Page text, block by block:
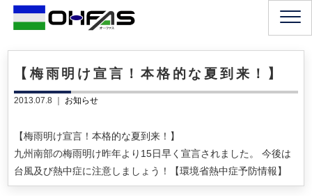
【梅雨明け宣言！本格的な夏到来！】
2013.07.8 ｜ お知らせ
【梅雨明け宣言！本格的な夏到来！】
九州南部の梅雨明け昨年より15日早く宣言されました。 今後は
台風及び熱中症に注意しましょう！【環境省熱中症予防情報】